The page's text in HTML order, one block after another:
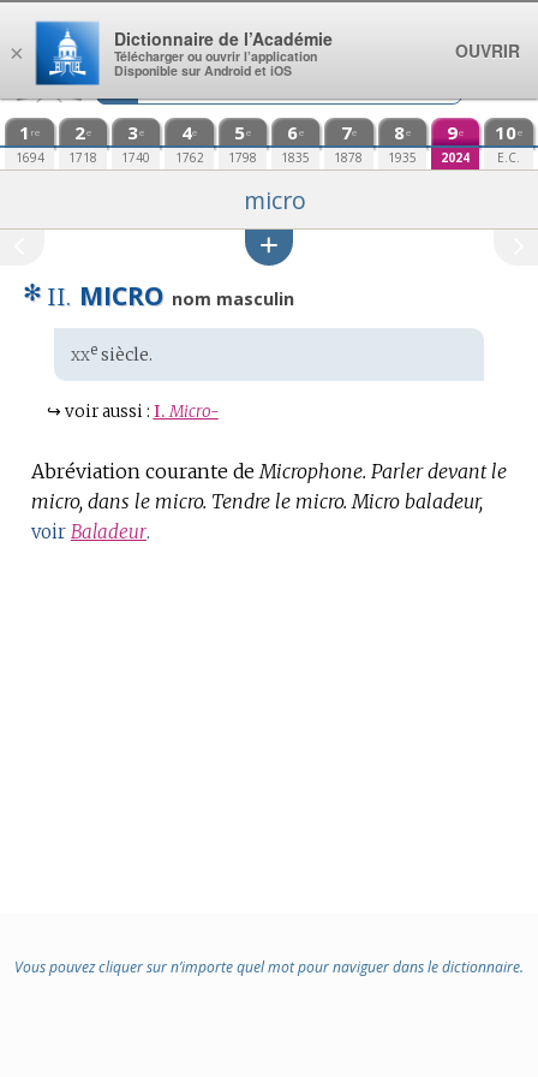
Aller au contenu
1 re
1694
2e
1718
3e
1740
4e
1762
5e
1798
6e
1835
7e
1878
8e
1935
9e
2024
10e
E.C.
micro
✻ II. MICRO nom masculin
Étymologie
:
xxesiècle.
↪ voir aussi : I.Micro-
Abréviation courante deMicrophone. Parler devant le
micro, dans le micro. Tendre le micro. Micro baladeur,
voir Baladeur.
Vous pouvez cliquer sur n’importe quel mot pour naviguer dans le dictionnaire.
×
Dictionnaire de l’Académie
Télécharger ou ouvrir l’application
Disponible sur Android et iOS
OUVRIR